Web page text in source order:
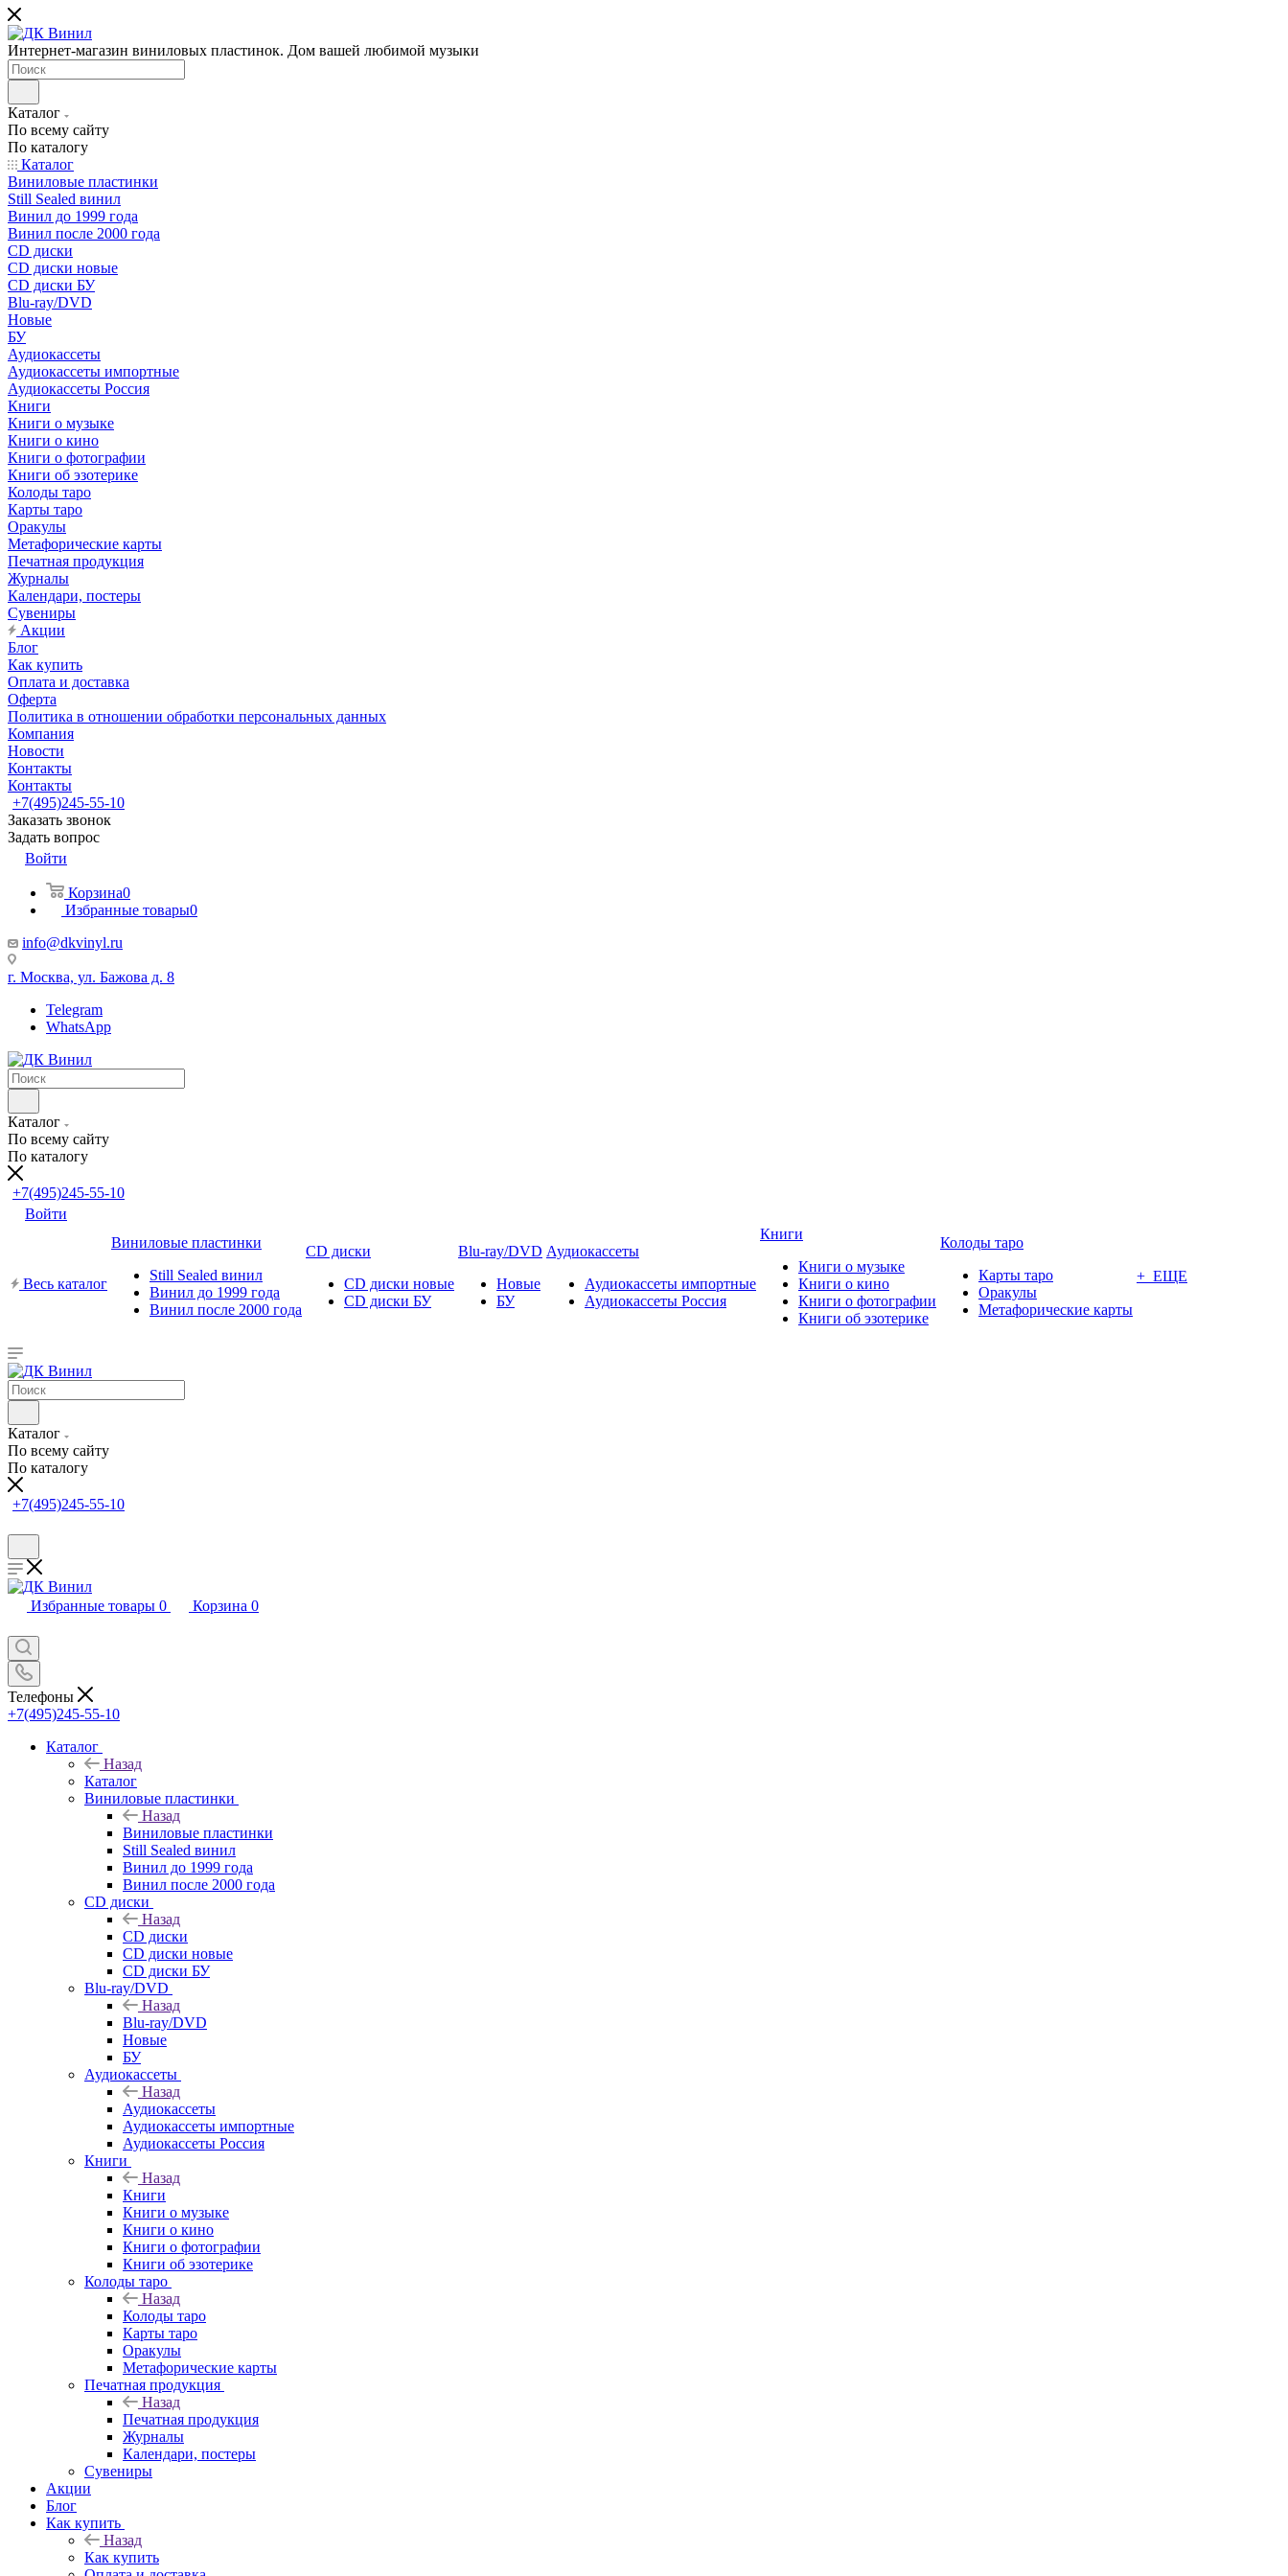
Интернет-магазин виниловых пластинок. Дом вашей любимой музыки
Каталог
По всему сайту
По каталогу
Каталог
Виниловые пластинки
Still Sealed винил
Винил до 1999 года
Винил после 2000 года
CD диски
CD диски новые
CD диски БУ
Blu-ray/DVD
Новые
БУ
Аудиокассеты
Аудиокассеты импортные
Аудиокассеты Россия
Книги
Книги о музыке
Книги о кино
Книги о фотографии
Книги об эзотерике
Колоды таро
Карты таро
Оракулы
Метафорические карты
Печатная продукция
Журналы
Календари, постеры
Сувениры
Акции
Блог
Как купить
Оплата и доставка
Оферта
Политика в отношении обработки персональных данных
Компания
Новости
Контакты
Контакты
+7(495)245-55-10
Заказать звонок
Задать вопрос
Войти
Корзина0
Избранные товары0
info@dkvinyl.ru
г. Москва, ул. Бажова д. 8
Telegram
WhatsApp
Каталог
По всему сайту
По каталогу
+7(495)245-55-10
Войти
Весь каталог
Виниловые пластинки
Still Sealed винил
Винил до 1999 года
Винил после 2000 года
CD диски
CD диски новые
CD диски БУ
Blu-ray/DVD
Новые
БУ
Аудиокассеты
Аудиокассеты импортные
Аудиокассеты Россия
Книги
Книги о музыке
Книги о кино
Книги о фотографии
Книги об эзотерике
Колоды таро
Карты таро
Оракулы
Метафорические карты
+ ЕЩЕ
Каталог
По всему сайту
По каталогу
+7(495)245-55-10
Избранные товары 0 Корзина 0
Телефоны
+7(495)245-55-10
Каталог
Назад
Каталог
Виниловые пластинки
Назад
Виниловые пластинки
Still Sealed винил
Винил до 1999 года
Винил после 2000 года
CD диски
Назад
CD диски
CD диски новые
CD диски БУ
Blu-ray/DVD
Назад
Blu-ray/DVD
Новые
БУ
Аудиокассеты
Назад
Аудиокассеты
Аудиокассеты импортные
Аудиокассеты Россия
Книги
Назад
Книги
Книги о музыке
Книги о кино
Книги о фотографии
Книги об эзотерике
Колоды таро
Назад
Колоды таро
Карты таро
Оракулы
Метафорические карты
Печатная продукция
Назад
Печатная продукция
Журналы
Календари, постеры
Сувениры
Акции
Блог
Как купить
Назад
Как купить